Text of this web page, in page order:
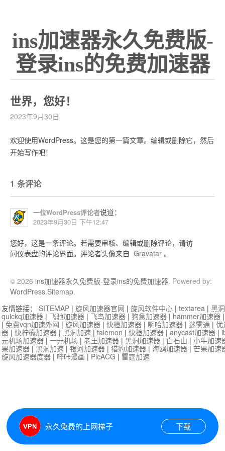
ins加速器永久免费版-
登录ins的免费加速器
世界，您好！
2023年9月30日
欢迎使用WordPress。这是您的第一篇文章。编辑或删除它，然后
开始写作吧！
1 条评论
一位WordPress评论者说道：
2023年9月30日 下午12:47
您好，这是一条评论。若需要审核、编辑或删除评论，请访
问仪表盘的评论界面。评论者头像来自 Gravatar 。
© 2026 ins加速器永久免费版-登录ins的免费加速器. Powered by:
WordPress.Sitemap.
永久免费的上网梯子 下载
友情链接： SITEMAP | 旋风加速器官网 | 旋风软件中心 | textarea | 黑
quickq加速器 | 飞驰加速器 | 飞鸟加速器| 狗急加速器 | hammer加速器
|免费vqn加速外网 | 旋风加速器 | 快橙加速器 | 啊哈加速器 | 迷雾通 | 优
器 | 快柠檬加速器 |黑洞加速 | falemon | 快橙加速器 | anycast加速器 |
元机场加速器 | 一元机场 | 老王加速器 | 黑洞加速器 | 白石山 | 小牛加速
果加速器 | 黑洞加速 | 银河加速器 | 猎豹加速器 | 海鸥加速器 | 芒果加速
旋风加速器度器 | 哔咔漫画 | PicACG | 雷霆加速